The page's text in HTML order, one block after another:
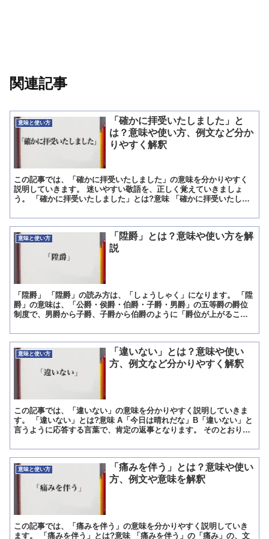
関連記事
意味と使い方
「確かに拝受いたしました」と
は？意味や使い方、例文など分か
りやすく解釈
この記事では、「確かに拝受いたしました」の意味を分かりやすく
説明していきます。 迷いやすい敬語を、正しく覚えていきましょ
う。 「確かに拝受いたしました」とは?意味 「確かに拝受いたしま
意味と使い方
「陞爵」とは？意味や使い方を解
説
「陞爵」 「陞爵」の読み方は、「しょうしゃく」になります。 「陞
爵」の意味は、「公爵・侯爵・伯爵・子爵・男爵」の五等爵の爵位
制度で、男爵から子爵、子爵から伯爵のように「爵位が上がるこ
意味と使い方
「違いない」とは？意味や使い
方、例文など分かりやすく解釈
この記事では、「違いない」の意味を分かりやすく説明していきま
す。 「違いない」とは?意味 A「今日は晴れだな」B「違いない」と
言うように応答する言葉で、肯定の返事となります。 そのとおりだ
意味と使い方
「痛みを伴う」とは？意味や使い
方、例文や意味を解釈
この記事では、「痛みを伴う」の意味を分かりやすく説明していき
ます。 「痛みを伴う」とは?意味 「痛みを伴う」の「痛み」の、文